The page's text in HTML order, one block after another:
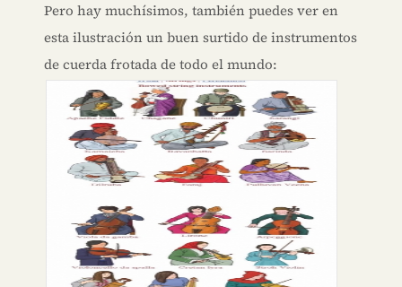
Pero hay muchísimos, también puedes ver en
esta ilustración un buen surtido de instrumentos
de cuerda frotada de todo el mundo: